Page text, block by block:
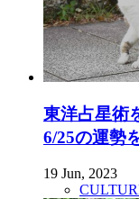
東洋占星術
6/25の運勢
19 Jun, 2023